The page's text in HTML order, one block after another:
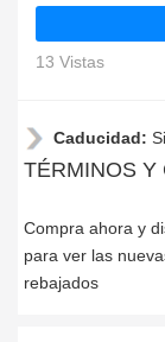
13 Vistas
Caducidad:
TÉRMINOS Y
Compra ahora y
para ver las
rebajados